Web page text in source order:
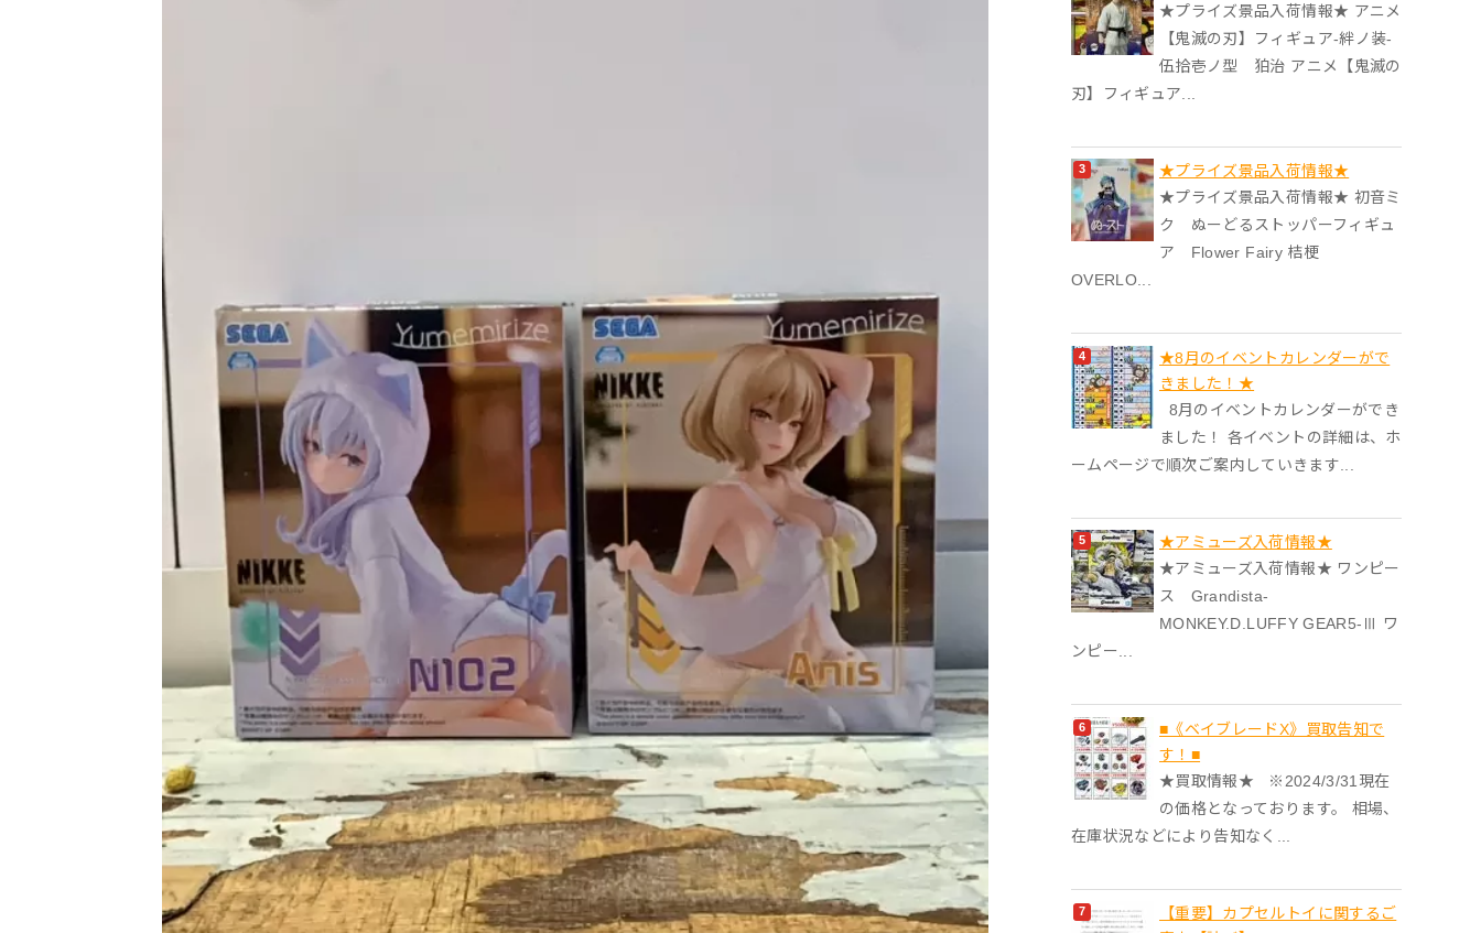
★プライズ景品入荷情報★ アニメ
【鬼滅の刃】フィギュア-絆ノ装-
伍拾壱ノ型 狛治 アニメ【鬼滅の
刃】フィギュア...
★プライズ景品入荷情報★
★プライズ景品入荷情報★ 初音ミ
ク ぬーどるストッパーフィギュ
ア Flower Fairy 桔梗
OVERLO...
★8月のイベントカレンダーがで
きました！★
8月のイベントカレンダーができ
ました！ 各イベントの詳細は、ホ
ームページで順次ご案内していきます...
★アミューズ入荷情報★
★アミューズ入荷情報★ ワンピー
ス Grandista-
MONKEY.D.LUFFY GEAR5-Ⅲ ワ
ンピー...
■《ベイブレードX》買取告知で
す！■
★買取情報★ ※2024/3/31現在
の価格となっております。 相場、
在庫状況などにより告知なく...
【重要】カプセルトイに関するご